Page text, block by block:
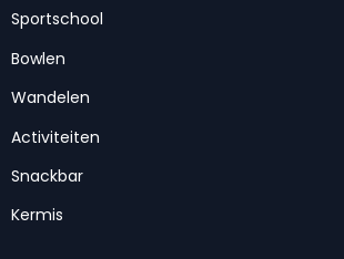
Sportschool
Bowlen
Wandelen
Activiteiten
Snackbar
Kermis